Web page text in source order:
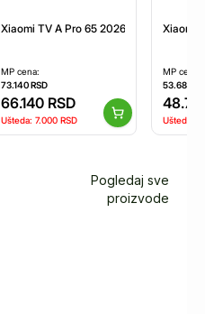
Xiaomi TV A Pro 65 2026
MP cena:
73.140RSD
66.140 RSD
Ušteda: 7.000 RSD
Xiaomi
MP cena:
53.680
Ušteda:
Pogledaj sve
proizvode